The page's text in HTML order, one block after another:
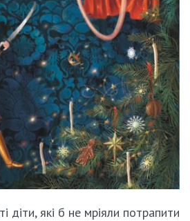
діти, які б не мріяли потрапити